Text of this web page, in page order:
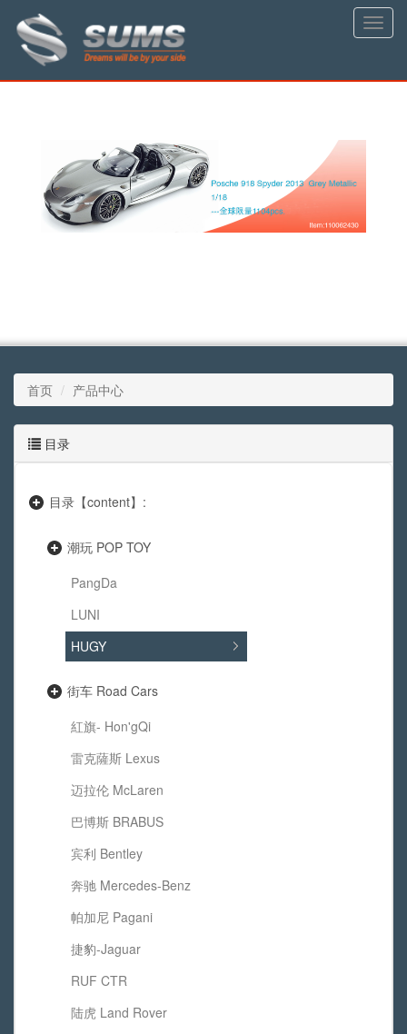
Toggle
首页 产品中心
目录
目录【content】:
潮玩 POP TOY
PangDa
LUNI
HUGY
街车 Road Cars
紅旗- Hon'gQi
雷克薩斯 Lexus
迈拉伦 McLaren
巴博斯 BRABUS
宾利 Bentley
奔驰 Mercedes-Benz
帕加尼 Pagani
捷豹-Jaguar
RUF CTR
陆虎 Land Rover